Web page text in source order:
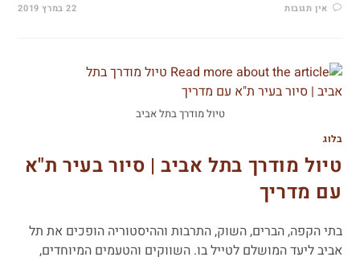
אין תגובות 22 במרץ 2019
טיול מודרך בתל אביב
בלוג
טיול מודרך בתל אביב | סיור בעיר ת"א
עם מדריך
בתי הקפה, הברים, השוק, התרבות וההיסטוריה הופכים את תל
אביב ליעד המושלם לטייל בו. השווקים והטעמים המיוחדים,